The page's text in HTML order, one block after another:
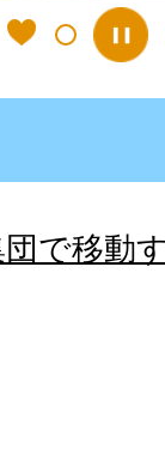
で移動